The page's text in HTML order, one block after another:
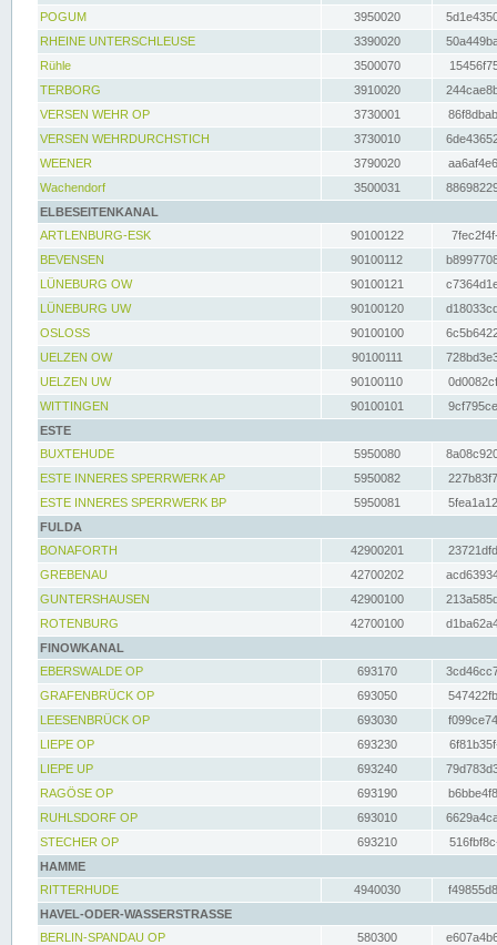
POGUM
3950020
RHEINE UNTERSCHLEUSE
3390020
Rühle
3500070
TERBORG
3910020
VERSEN WEHR OP
3730001
VERSEN WEHRDURCHSTICH
3730010
WEENER
3790020
Wachendorf
3500031
ELBESEITENKANAL
ARTLENBURG-ESK
90100122
BEVENSEN
90100112
LÜNEBURG OW
90100121
LÜNEBURG UW
90100120
OSLOSS
90100100
UELZEN OW
90100111
UELZEN UW
90100110
WITTINGEN
90100101
ESTE
BUXTEHUDE
5950080
ESTE INNERES SPERRWERK AP
5950082
ESTE INNERES SPERRWERK BP
5950081
FULDA
BONAFORTH
42900201
GREBENAU
42700202
GUNTERSHAUSEN
42900100
ROTENBURG
42700100
FINOWKANAL
EBERSWALDE OP
693170
GRAFENBRÜCK OP
693050
LEESENBRÜCK OP
693030
LIEPE OP
693230
LIEPE UP
693240
RAGÖSE OP
693190
RUHLSDORF OP
693010
STECHER OP
693210
HAMME
RITTERHUDE
4940030
HAVEL-ODER-WASSERSTRASSE
BERLIN-SPANDAU OP
580300